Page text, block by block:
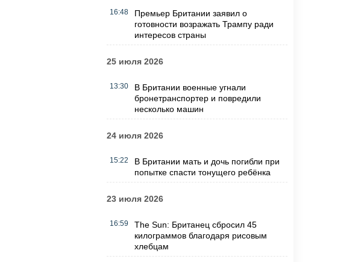
16:48
Премьер Британии заявил о
готовности возражать Трампу ради
интересов страны
25 июля 2026
13:30
В Британии военные угнали
бронетранспортер и повредили
несколько машин
24 июля 2026
15:22
В Британии мать и дочь погибли при
попытке спасти тонущего ребёнка
23 июля 2026
16:59
The Sun: Британец сбросил 45
килограммов благодаря рисовым
хлебцам